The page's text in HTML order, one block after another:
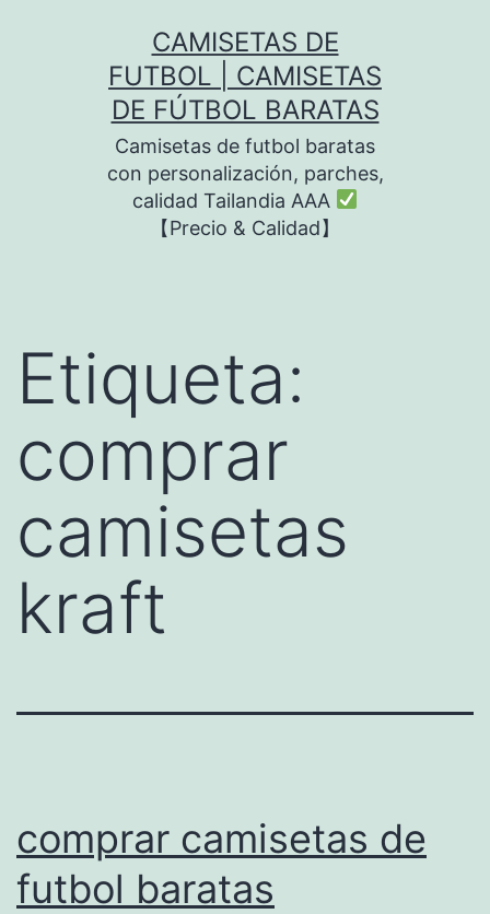
CAMISETAS DE
FUTBOL | CAMISETAS
DE FÚTBOL BARATAS
Camisetas de futbol baratas
con personalización, parches,
calidad Tailandia AAA
【Precio & Calidad】
Etiqueta:
comprar
camisetas
kraft
comprar camisetas de
futbol baratas